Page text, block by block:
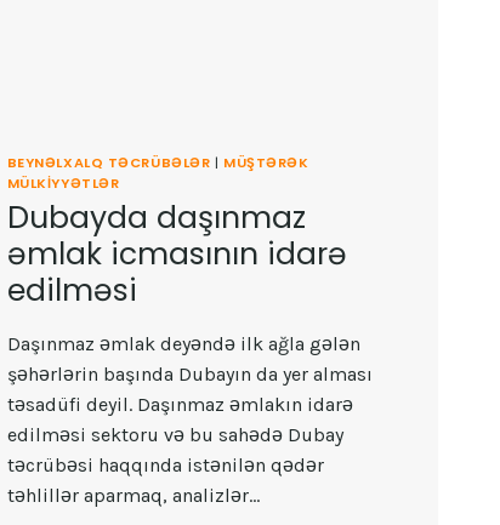
BEYNƏLXALQ TƏCRÜBƏLƏR | MÜŞTƏRƏK
MÜLKIYYƏTLƏR
Dubayda daşınmaz
əmlak icmasının idarə
edilməsi
Daşınmaz əmlak deyəndə ilk ağla gələn
şəhərlərin başında Dubayın da yer alması
təsadüfi deyil. Daşınmaz əmlakın idarə
edilməsi sektoru və bu sahədə Dubay
təcrübəsi haqqında istənilən qədər
təhlillər aparmaq, analizlər…